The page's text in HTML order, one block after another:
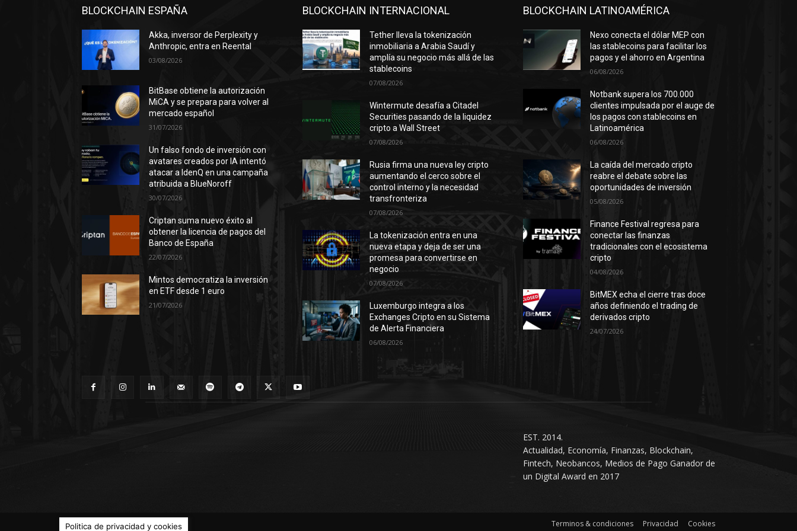
BLOCKCHAIN ESPAÑA
Akka, inversor de Perplexity y
Anthropic, entra en Reental
03/08/2026
BitBase obtiene la autorización
MiCA y se prepara para volver al
mercado español
31/07/2026
Un falso fondo de inversión con
avatares creados por IA intentó
atacar a IdenQ en una campaña
atribuida a BlueNoroff
30/07/2026
Criptan suma nuevo éxito al
obtener la licencia de pagos del
Banco de España
22/07/2026
Mintos democratiza la inversión
en ETF desde 1 euro
21/07/2026
BLOCKCHAIN INTERNACIONAL
Tether lleva la tokenización
inmobiliaria a Arabia Saudí y
amplía su negocio más allá de las
stablecoins
07/08/2026
Wintermute desafía a Citadel
Securities pasando de la liquidez
cripto a Wall Street
07/08/2026
Rusia firma una nueva ley cripto
aumentando el cerco sobre el
control interno y la necesidad
transfronteriza
07/08/2026
La tokenización entra en una
nueva etapa y deja de ser una
promesa para convertirse en
negocio
07/08/2026
Luxemburgo integra a los
Exchanges Cripto en su Sistema
de Alerta Financiera
06/08/2026
BLOCKCHAIN LATINOAMÉRICA
Nexo conecta el dólar MEP con
las stablecoins para facilitar los
pagos y el ahorro en Argentina
06/08/2026
Notbank supera los 700.000
clientes impulsada por el auge de
los pagos con stablecoins en
Latinoamérica
06/08/2026
La caída del mercado cripto
reabre el debate sobre las
oportunidades de inversión
05/08/2026
Finance Festival regresa para
conectar las finanzas
tradicionales con el ecosistema
cripto
04/08/2026
BitMEX echa el cierre tras doce
años definiendo el trading de
derivados cripto
24/07/2026
EST. 2014.
Actualidad, Economía, Finanzas, Blockchain,
Fintech, Neobancos, Medios de Pago Ganador de
un Digital Award en 2017
© Territorio Bitcoin 2014 - 2026 Terminos & condiciones Privacidad Cookies
Politica de privacidad y cookies